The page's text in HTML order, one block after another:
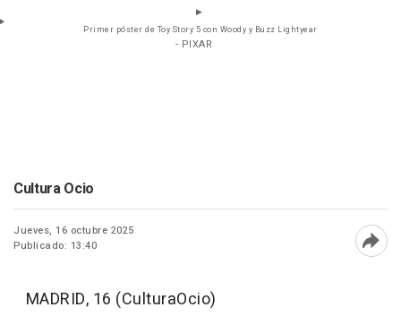
Primer póster de Toy Story 5 con Woody y Buzz Lightyear
- PIXAR
Cultura Ocio
Jueves, 16 octubre 2025
Publicado: 13:40
MADRID, 16 (CulturaOcio)